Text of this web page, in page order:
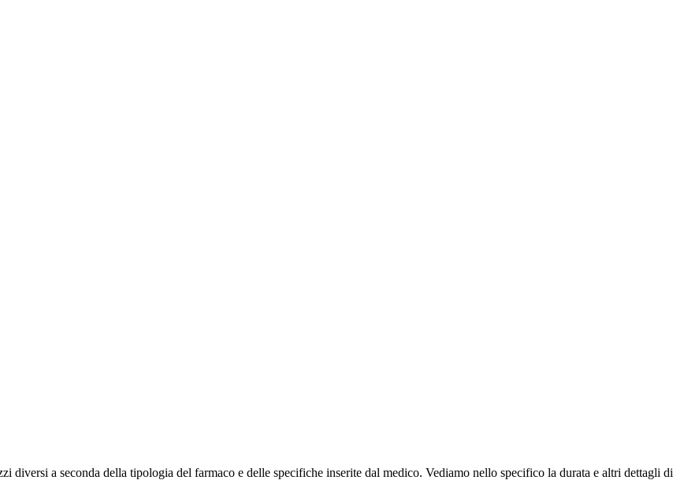
diversi a seconda della tipologia del farmaco e delle specifiche inserite dal medico. Vediamo nello specifico la durata e altri dettagli di